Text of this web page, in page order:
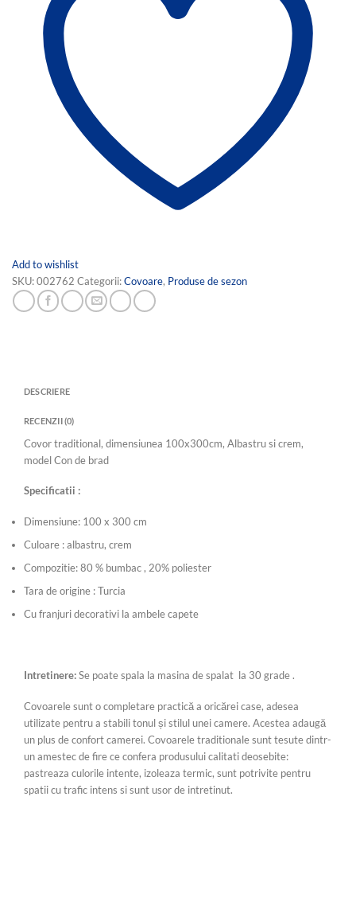
Add to wishlist
SKU:002762 Categorii:Covoare, Produse de sezon
DESCRIERE
RECENZII (0)
Covor traditional, dimensiunea 100x300cm, Albastru si crem,
model Con de brad
Specificatii :
Dimensiune: 100 x 300 cm
Culoare : albastru, crem
Compozitie: 80 % bumbac , 20% poliester
Tara de origine : Turcia
Cu franjuri decorativi la ambele capete
Intretinere:Se poate spala la masina de spalat la 30 grade .
Covoarele sunt o completare practică a oricărei case, adesea
utilizate pentru a stabili tonul și stilul unei camere. Acestea adaugă
un plus de confort camerei. Covoarele traditionale sunt tesute dintr-
un amestec de fire ce confera produsului calitati deosebite:
pastreaza culorile intente, izoleaza termic, sunt potrivite pentru
spatii cu trafic intens si sunt usor de intretinut.